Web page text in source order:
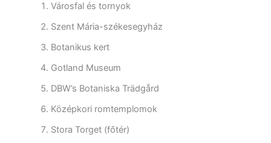
Városfal és tornyok
Szent Mária-székesegyház
Botanikus kert
Gotland Museum
DBW’s Botaniska Trädgård
Középkori romtemplomok
Stora Torget (főtér)